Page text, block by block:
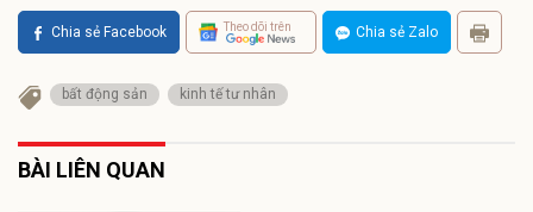
Chia sẻ Facebook Theo dõi trên Chia sẻ Zalo
bất động sản kinh tế tư nhân
BÀI LIÊN QUAN